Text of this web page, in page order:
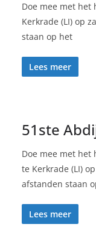
Doe mee met het
Kerkrade (LI) op
staan op het
Lees meer
51ste
Doe mee met het
te Kerkrade (LI)
afstanden staan
Lees meer